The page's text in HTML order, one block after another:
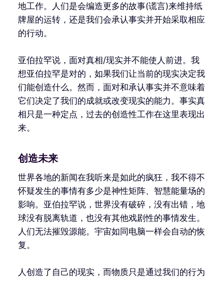
地工作。人们是会编造更多的故事(谎言)来维持纸
牌屋的运转，还是我们会承认事实并开始采取相应
的行动。
亚伯拉罕说，面对真相/现实并不能使人前进。我
想亚伯拉罕是对的，如果我们让当前的现实决定我
们能创造什么。然而，面对和承认事实并不意味着
它们决定了我们的成就或改变现实的能力。事实真
相只是一种定点，过去的创造性工作在这里表现出
来。
创造未来
世界各地的新闻在我听来是如此的疯狂，我不得不
怀疑发生的事情有多少是神性矩阵、智慧能量场的
影响。亚伯拉罕说，世界没有破碎，没有出错，地
球没有脱离轨道，也没有其他戏剧性的事情发生。
人们无法摧毁源能。宇宙如同电脑一样会自动的恢
复。
人创造了自己的现实，而物质只是通过我们的行为